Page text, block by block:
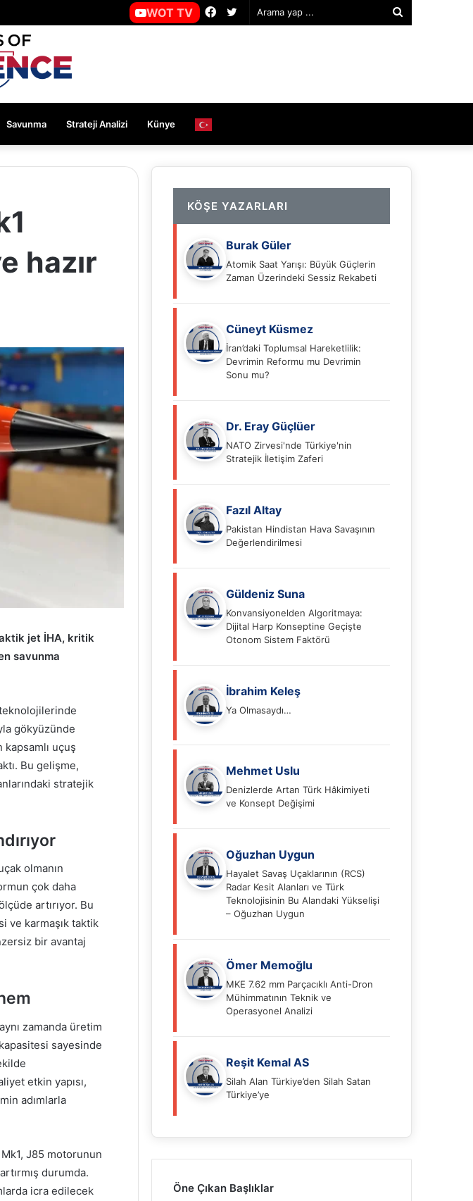
Twitter
Facebook
WOT TV
Savunma Strateji Analizi Künye
hazır
jet İHA, kritik
savunma
gökyüzünde
uçuş
Bu gelişme,
stratejik
olmanın
çok daha
artırıyor. Bu
ve karmaşık taktik
bir avantaj
zamanda üretim
sayesinde
etkin yapısı,
adımlarla
J85 motorunun
durumda.
icra edilecek
KÖŞE YAZARLARI
Burak Güler
Atomik Saat Yarışı: Büyük Güçlerin
Zaman Üzerindeki Sessiz Rekabeti
Cüneyt Küsmez
İran’daki Toplumsal Hareketlilik:
Devrimin Reformu mu Devrimin
Sonu mu?
Dr. Eray Güçlüer
NATO Zirvesi'nde Türkiye'nin
Stratejik İletişim Zaferi
Fazıl Altay
Pakistan Hindistan Hava Savaşının
Değerlendirilmesi
Güldeniz Suna
Konvansiyonelden Algoritmaya:
Dijital Harp Konseptine Geçişte
Otonom Sistem Faktörü
İbrahim Keleş
Ya Olmasaydı…
Mehmet Uslu
Denizlerde Artan Türk Hâkimiyeti
ve Konsept Değişimi
Oğuzhan Uygun
Hayalet Savaş Uçaklarının (RCS)
Radar Kesit Alanları ve Türk
Teknolojisinin Bu Alandaki Yükselişi
– Oğuzhan Uygun
Ömer Memoğlu
MKE 7.62 mm Parçacıklı Anti-Dron
Mühimmatının Teknik ve
Operasyonel Analizi
Reşit Kemal AS
Silah Alan Türkiye’den Silah Satan
Türkiye’ye
Öne Çıkan Başlıklar